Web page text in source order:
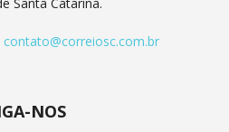
contato@correiosc.com.br
NOS